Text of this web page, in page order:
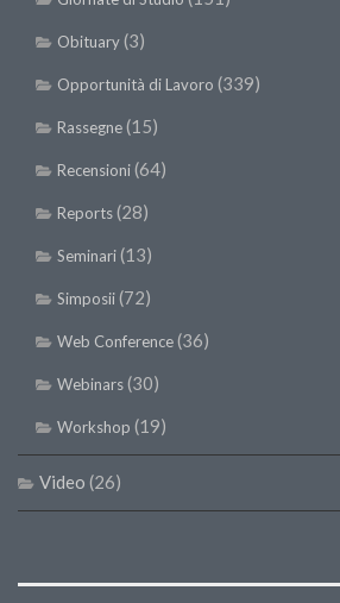
SISEF Notebook (Rassegna Stampa)
SISEF Eventi
SISEF@Facebook
@SISEF Tweets
@ForestTweeting
SISEF Publishing
Redazione SISEF.ORG
Obituary(3)
Opportunità di Lavoro (339)
Rassegne(15)
Recensioni(64)
Reports(28)
Seminari(13)
Simposii(72)
Web Conference(36)
Webinars(30)
Workshop (19)
Video (26)